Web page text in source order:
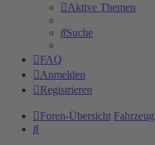
Aktive Themen
Suche
FAQ
Anmelden
Registrieren
Foren-Übersicht Fahrzeug
Suche